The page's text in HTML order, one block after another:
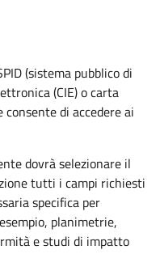
(sistema pubblico di
(CIE) o carta
di accedere ai
dovrà selezionare il
tutti i campi richiesti
specifica per
planimetrie,
e studi di impatto